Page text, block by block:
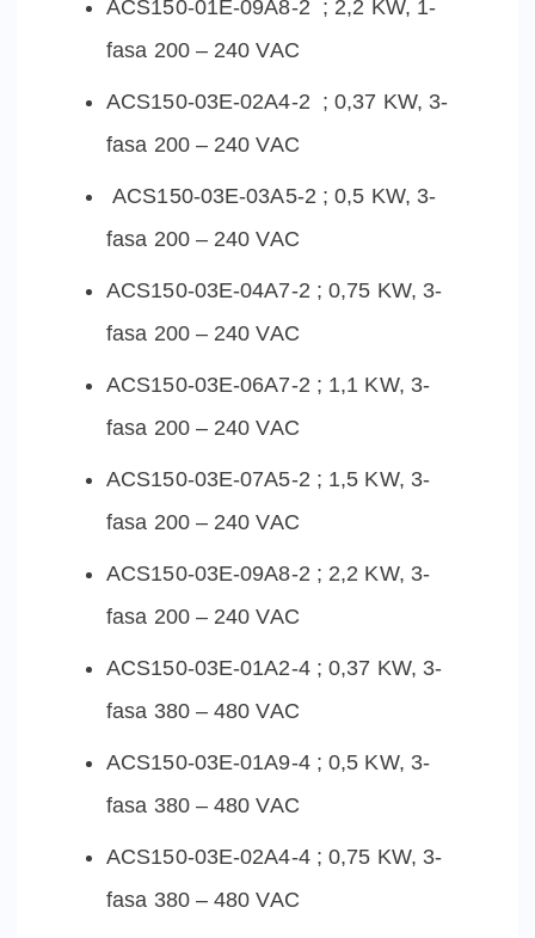
ACS150-01E-09A8-2 ; 2,2 KW, 1-
fasa 200 – 240 VAC
ACS150-03E-02A4-2 ; 0,37 KW, 3-
fasa 200 – 240 VAC
ACS150-03E-03A5-2 ; 0,5 KW, 3-
fasa 200 – 240 VAC
ACS150-03E-04A7-2 ; 0,75 KW, 3-
fasa 200 – 240 VAC
ACS150-03E-06A7-2 ; 1,1 KW, 3-
fasa 200 – 240 VAC
ACS150-03E-07A5-2 ; 1,5 KW, 3-
fasa 200 – 240 VAC
ACS150-03E-09A8-2 ; 2,2 KW, 3-
fasa 200 – 240 VAC
ACS150-03E-01A2-4 ; 0,37 KW, 3-
fasa 380 – 480 VAC
ACS150-03E-01A9-4 ; 0,5 KW, 3-
fasa 380 – 480 VAC
ACS150-03E-02A4-4 ; 0,75 KW, 3-
fasa 380 – 480 VAC